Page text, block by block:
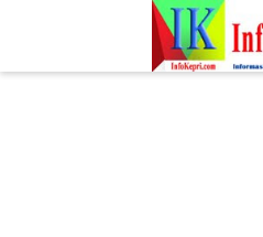
.post-body img { display: block;